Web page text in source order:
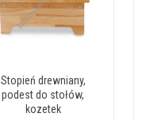
Stopień drewniany,
podest do stołów,
kozetek